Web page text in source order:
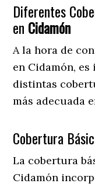
Diferentes
en Cidamón
A la hora de
en Cidamón, es
distintas
más adecuada
Cobertura
La cobertura
Cidamón